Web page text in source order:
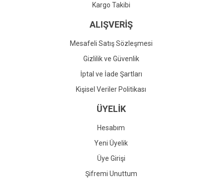
Kargo Takibi
ALIŞVERİŞ
Mesafeli Satış Sözleşmesi
Gizlilik ve Güvenlik
İptal ve İade Şartları
Kişisel Veriler Politikası
ÜYELİK
Hesabım
Yeni Üyelik
Üye Girişi
Şifremi Unuttum